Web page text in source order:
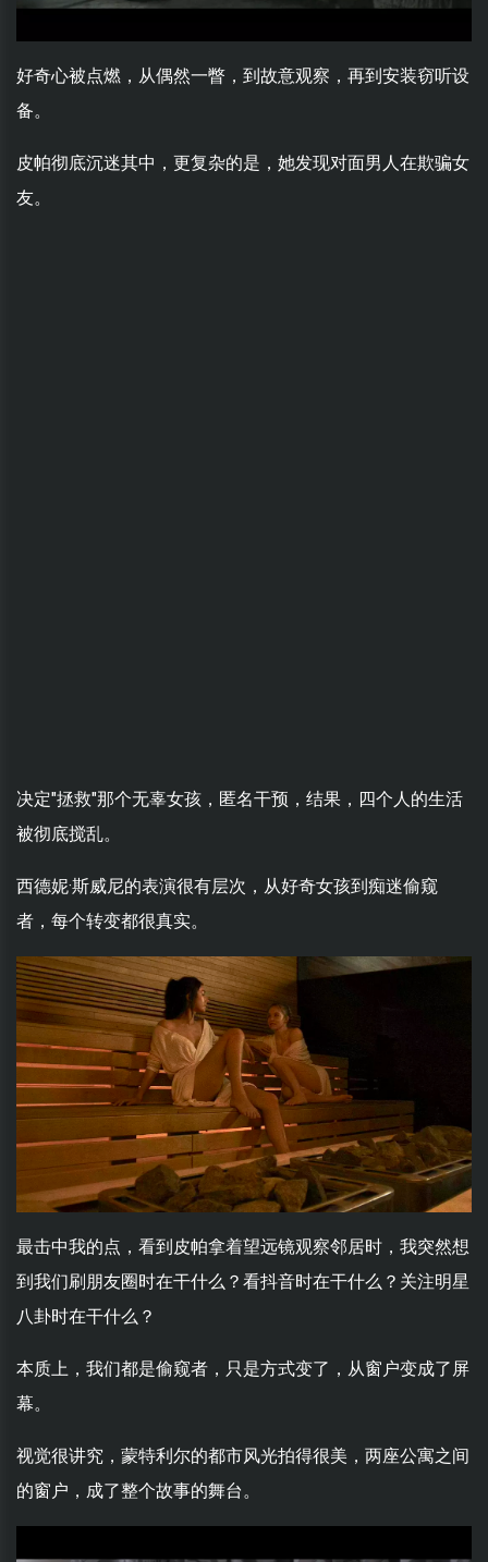
好奇心被点燃，从偶然一瞥，到故意观察，再到安装窃听设
备。
皮帕彻底沉迷其中，更复杂的是，她发现对面男人在欺骗女
友。
决定"拯救"那个无辜女孩，匿名干预，结果，四个人的生活
被彻底搅乱。
西德妮·斯威尼的表演很有层次，从好奇女孩到痴迷偷窥
者，每个转变都很真实。
最击中我的点，看到皮帕拿着望远镜观察邻居时，我突然想
到我们刷朋友圈时在干什么？看抖音时在干什么？关注明星
八卦时在干什么？
本质上，我们都是偷窥者，只是方式变了，从窗户变成了屏
幕。
视觉很讲究，蒙特利尔的都市风光拍得很美，两座公寓之间
的窗户，成了整个故事的舞台。